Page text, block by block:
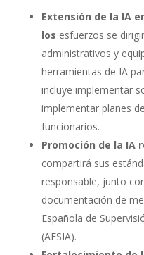
Extensión de la IA
los esfuerzos se
administrativos y
herramientas de IA
incluye implementar
implementar planes
funcionarios.
Promoción de la IA
compartirá sus
responsable, junto
documentación de
Española de
(AESIA).